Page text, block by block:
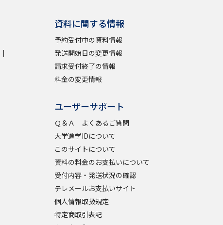
資料に関する情報
予約受付中の資料情報
発送開始日の変更情報
請求受付終了の情報
料金の変更情報
ユーザーサポート
Ｑ＆Ａ よくあるご質問
大学進学IDについて
このサイトについて
資料の料金のお支払いについて
受付内容・発送状況の確認
テレメールお支払いサイト
個人情報取扱規定
特定商取引表記